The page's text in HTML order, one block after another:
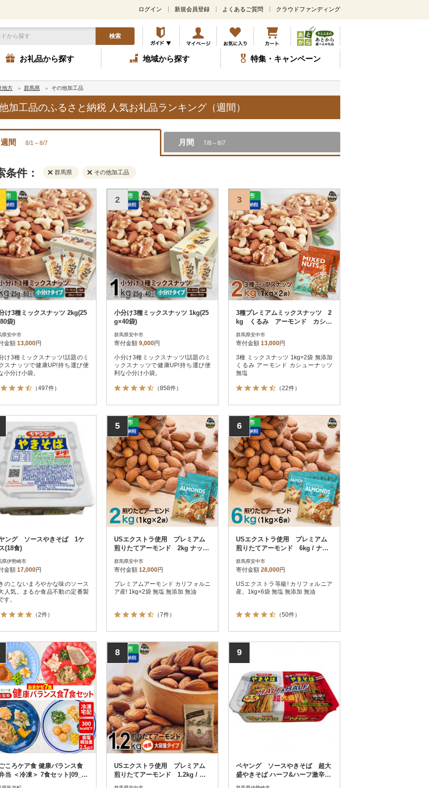
メ
ン
コ
ン
テ
ツ
キ
ッ
プ
ログイン 新規会員登録 よくあるご質問 クラウドファンディング
検索
お礼品から探す 地域から探す 特集・キャンペーン
地方 群馬県 その他加工品
加工品のふるさと納税 人気お礼品ランキング（週間）
週間 8/1～8/7 月間 7/8～8/7
条件： 群馬県 その他加工品
け3種ミックスナッツ 2kg(25
袋)
県安中市
金額 13,000円
け3種ミックスナッツ!話題のミ
スナッツで健康UP!持ち運び便
小分け小袋。
（497件）
2
小分け3種ミックスナッツ 1kg(25
g×40袋)
群馬県安中市
寄付金額 9,000円
小分け3種ミックスナッツ!話題のミ
ックスナッツで健康UP!持ち運び便
利な小分け小袋。
（858件）
3
3種プレミアムミックスナッツ 2
kg くるみ アーモンド カシュ
ーナッツ / おやつ 栄養 群馬県
群馬県安中市
寄付金額 13,000円
3種 ミックスナッツ 1kg×2袋 無添加
くるみ アーモンド カシューナッツ
無塩
（22件）
ング ソースやきそば 1ケ
(18食)
県伊勢崎市
金額 17,000円
のこないまろやかな味のソース
人気。まるか食品不動の定番製
す。
（2件）
5
USエクストラ使用 プレミアム
煎りたてアーモンド 2kg ナッツ
群馬県安中市
寄付金額 12,000円
プレミアムアーモンド カリフォルニ
ア産! 1kg×2袋 無塩 無添加 無油
（7件）
6
USエクストラ使用 プレミアム
煎りたてアーモンド 6kg / ナッ
群馬県安中市
寄付金額 28,000円
USエクストラ等級! カリフォルニア
産。1kg×6袋 無塩 無添加 無油
（50件）
ころケア食 健康バランス食
当 ＜冷凍＞ 7食セット|09_sil
8
USエクストラ使用 プレミアム
煎りたてアーモンド 1.2kg / ナ
9
ペヤング ソースやきそば 超大
盛やきそば ハーフ&ハーフ激辛 1